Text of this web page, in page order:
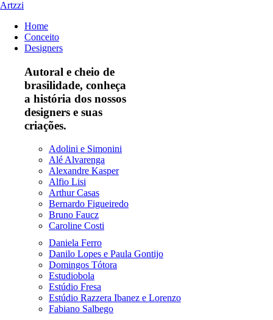
Artzzi
Home
Conceito
Designers
Autoral e cheio de
brasilidade, conheça
a história dos nossos
designers e suas
criações.
Adolini e Simonini
Alé Alvarenga
Alexandre Kasper
Alfio Lisi
Arthur Casas
Bernardo Figueiredo
Bruno Faucz
Caroline Costi
Daniela Ferro
Danilo Lopes e Paula Gontijo
Domingos Tótora
Estudiobola
Estúdio Fresa
Estúdio Razzera Ibanez e Lorenzo
Fabiano Salbego